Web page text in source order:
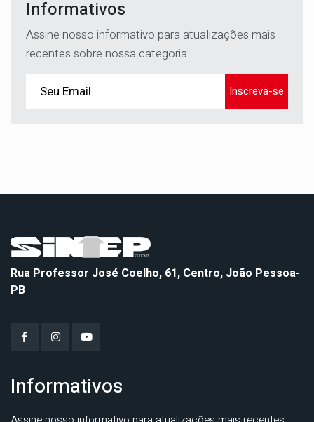
Informativos
Assine nosso informativo para atualizações mais
recentes sobre nossa categoria.
Inscreva-se
Rua Professor José Coelho, 61, Centro, João Pessoa-
PB
Informativos